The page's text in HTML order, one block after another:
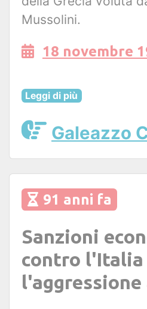
Mussolini.
18 novembre
Leggi di più
Galeazzo
91 anni fa
Sanzioni
contro l'Italia